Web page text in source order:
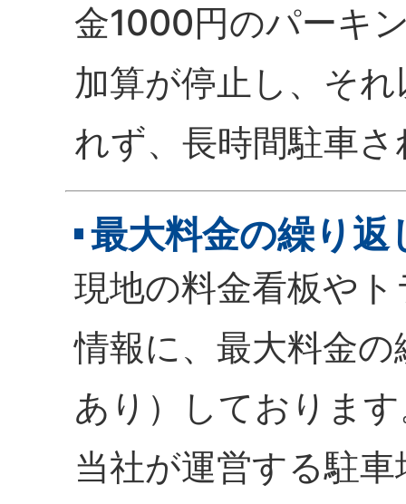
金1000円のパーキ
加算が停止し、そ
れず、長時間駐車
最大料金の繰り返
現地の料金看板や
情報に、最大料金
あり）しておりま
当社が運営する駐